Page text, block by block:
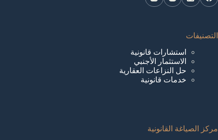
التصنيفات
استشارات قانونية
الاستثمار الأجنبي
حل النزاعات العقارية
خدمات قانونية
مركز الصياغة القانونية